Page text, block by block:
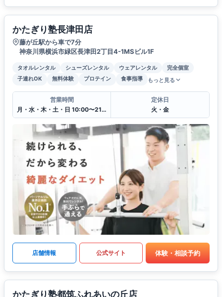
かたぎり塾長津田店
藤が丘駅から車で7分
神奈川県横浜市緑区長津田2丁目4-1MSビル1F
タオルレンタル シューズレンタル ウェアレンタル
完全個室
子連れOK
無料体験 プロテイン 食事指導 もっと見る
営業時間
月・水・木・土・日 10:00〜21:00
定休日
火・金
店舗情報 公式サイト 体験・相談予約
かたぎり塾都筑ふれあいの丘店